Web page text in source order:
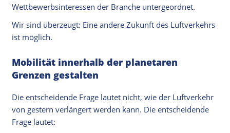
Wettbewerbsinteressen der Branche untergeordnet.
Wir sind überzeugt: Eine andere Zukunft des Luftverkehrs
ist möglich.
Mobilität innerhalb der planetaren
Grenzen gestalten
Die entscheidende Frage lautet nicht, wie der Luftverkehr
von gestern verlängert werden kann. Die entscheidende
Frage lautet: